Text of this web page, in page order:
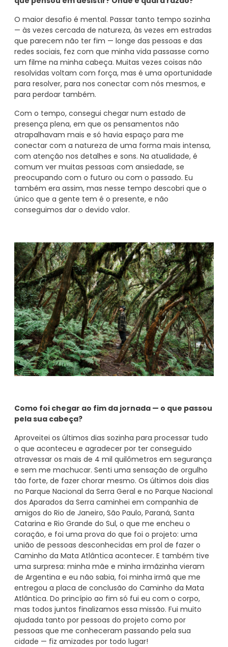
O maior desafio é mental. Passar tanto tempo sozinha
— às vezes cercada de natureza, às vezes em estradas
que parecem não ter fim — longe das pessoas e das
redes sociais, fez com que minha vida passasse como
um filme na minha cabeça. Muitas vezes coisas não
resolvidas voltam com força, mas é uma oportunidade
para resolver, para nos conectar com nós mesmos, e
para perdoar também.
Com o tempo, consegui chegar num estado de
presença plena, em que os pensamentos não
atrapalhavam mais e só havia espaço para me
conectar com a natureza de uma forma mais intensa,
com atenção nos detalhes e sons. Na atualidade, é
comum ver muitas pessoas com ansiedade, se
preocupando com o futuro ou com o passado. Eu
também era assim, mas nesse tempo descobri que o
único que a gente tem é o presente, e não
conseguimos dar o devido valor.
Como foi chegar ao fim da jornada — o que passou
pela sua cabeça?
Aproveitei os últimos dias sozinha para processar tudo
o que aconteceu e agradecer por ter conseguido
atravessar os mais de 4 mil quilômetros em segurança
e sem me machucar. Senti uma sensação de orgulho
tão forte, de fazer chorar mesmo. Os últimos dois dias
no Parque Nacional da Serra Geral e no Parque Nacional
dos Aparados da Serra caminhei em companhia de
amigos do Rio de Janeiro, São Paulo, Paraná, Santa
Catarina e Rio Grande do Sul, o que me encheu o
coração, e foi uma prova do que foi o projeto: uma
união de pessoas desconhecidas em prol de fazer o
Caminho da Mata Atlântica acontecer. E também tive
uma surpresa: minha mãe e minha irmãzinha vieram
de Argentina e eu não sabia, foi minha irmã que me
entregou a placa de conclusão do Caminho da Mata
Atlântica. Do princípio ao fim só fui eu com o corpo,
mas todos juntos finalizamos essa missão. Fui muito
ajudada tanto por pessoas do projeto como por
pessoas que me conheceram passando pela sua
cidade — fiz amizades por todo lugar!